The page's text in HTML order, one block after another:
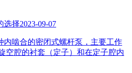
选择2023-09-07
内啮合的密闭式螺杆泵，主要工作
空腔的衬套（定子）和在定子腔内